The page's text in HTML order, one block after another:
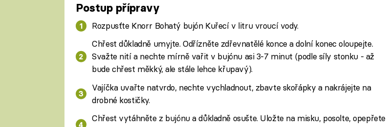
Postup přípravy
Rozpusťte Knorr Bohatý bujón Kuřecí v litru vroucí vody.
Chřest důkladně umyjte. Odřízněte zdřevnatělé konce a dolní konec oloupejte.
Svažte nití a nechte mírně vařit v bujónu asi 3-7 minut (podle síly stonku - až
bude chřest měkký, ale stále lehce křupavý).
Vajíčka uvařte natvrdo, nechte vychladnout, zbavte skořápky a nakrájejte na
drobné kostičky.
Chřest vytáhněte z bujónu a důkladně osušte. Uložte na misku, posolte, opepřete